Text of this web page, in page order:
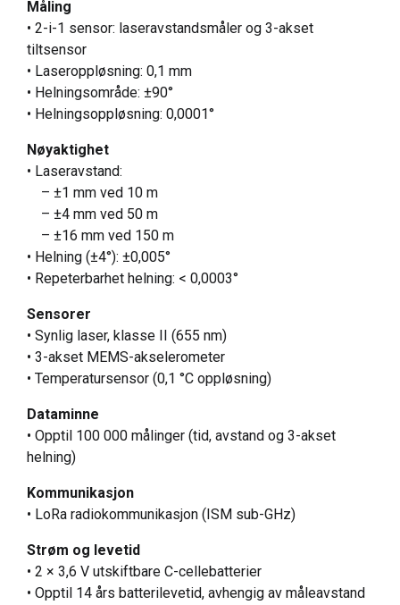
Måling
• 2-i-1 sensor: laseravstandsmåler og 3-akset
tiltsensor
• Laseroppløsning: 0,1 mm
• Helningsområde: ±90°
• Helningsoppløsning: 0,0001°
Nøyaktighet
• Laseravstand:
– ±1 mm ved 10 m
– ±4 mm ved 50 m
– ±16 mm ved 150 m
• Helning (±4°): ±0,005°
• Repeterbarhet helning: < 0,0003°
Sensorer
• Synlig laser, klasse II (655 nm)
• 3-akset MEMS-akselerometer
• Temperatursensor (0,1 °C oppløsning)
Dataminne
• Opptil 100 000 målinger (tid, avstand og 3-akset
helning)
Kommunikasjon
• LoRa radiokommunikasjon (ISM sub-GHz)
Strøm og levetid
• 2 × 3,6 V utskiftbare C-cellebatterier
• Opptil 14 års batterilevetid, avhengig av måleavstand